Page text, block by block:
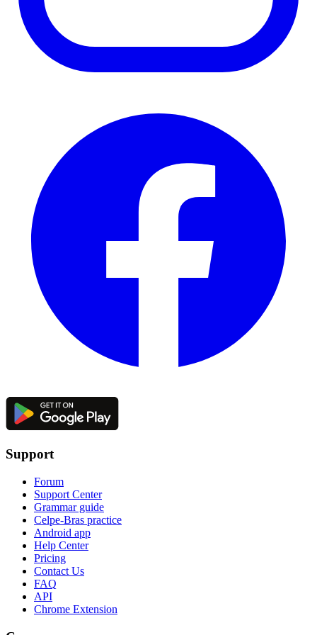
Support
Forum
Support Center
Grammar guide
Celpe-Bras practice
Android app
Help Center
Pricing
Contact Us
FAQ
API
Chrome Extension